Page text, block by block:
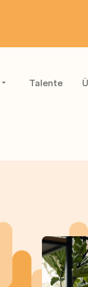
Talente